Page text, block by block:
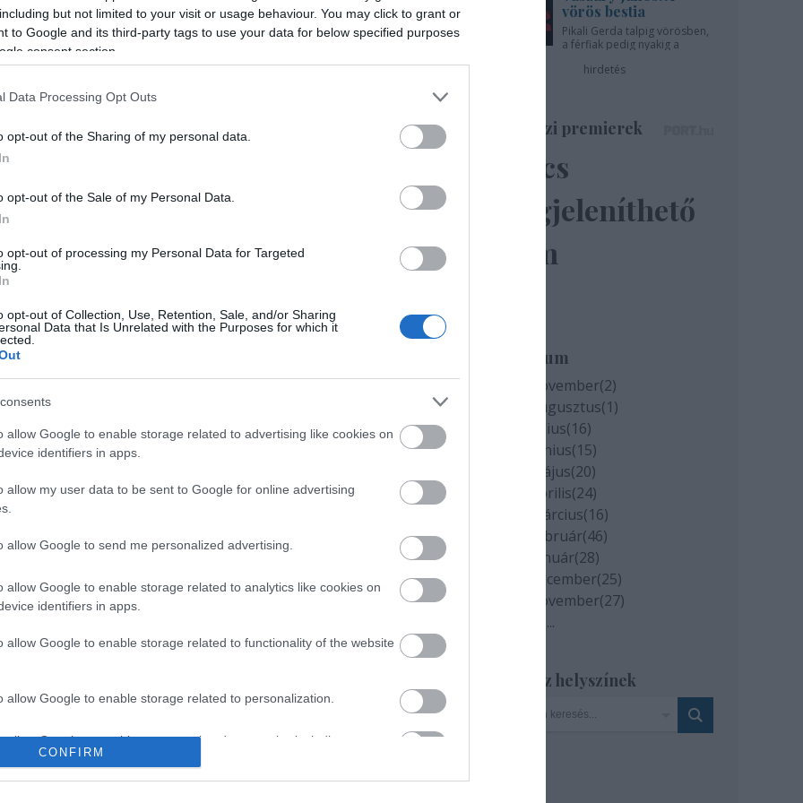
but not limited to your visit or usage behaviour. You may click to grant or
to Google and its third-party tags to use your data for below specified purposes
consent section.
Data Processing Opt Outs
opt-out of the Sharing of my personal data.
opt-out of the Sale of my Personal Data.
opt-out of processing my Personal Data for Targeted
opt-out of Collection, Use, Retention, Sale, and/or Sharing
Data that Is Unrelated with the Purposes for which it
allow Google to enable storage related to advertising like cookies on
identifiers in apps.
allow my user data to be sent to Google for online advertising
allow Google to send me personalized advertising.
allow Google to enable storage related to analytics like cookies on
identifiers in apps.
allow Google to enable storage related to functionality of the website
allow Google to enable storage related to personalization.
allow Google to enable storage related to security, including
functionality and fraud prevention, and other user protection.
CONFIRM
zsidó (forrás: Zsolnay Kulturális Negyed)
olyan témájú előadásokat válasszunk ki, melyeket
közönség. Természetesen ügyeltünk arra, hogy
el
vörös bestia
Pikali Gerda talpig vörösben,
a férfiak pedig nyakig a
hirdetés
Színházi premierek
Nincs
megjeleníthető
elem
Archívum
2020 november(2)
2020 augusztus(1)
2020 július(16)
2020 június(15)
2020 május(20)
2020 április(24)
2020 március(16)
2020 február(46)
2020 január(28)
2019 december(25)
2019 november(27)
...
Szinház helyszínek